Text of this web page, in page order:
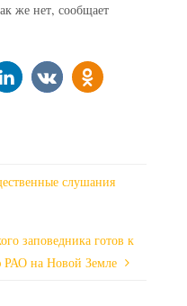
же нет, сообщает
слушания
заповедника готов к
РАО на Новой Земле